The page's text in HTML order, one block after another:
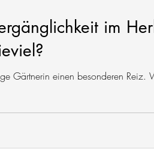
im
Gärtnerin einen besonderen